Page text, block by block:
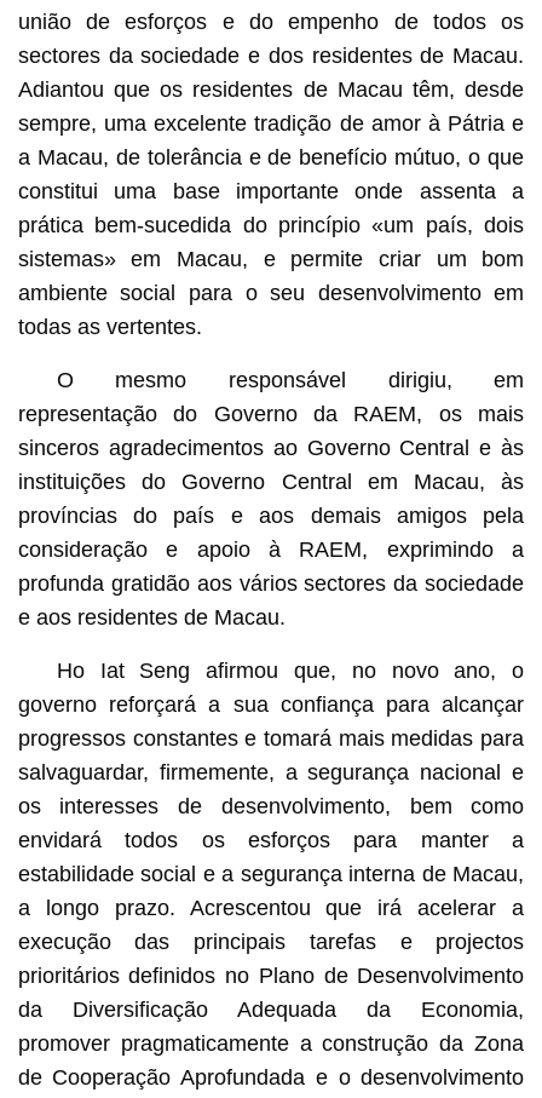
união de esforços e do empenho de todos os
sectores da sociedade e dos residentes de Macau.
Adiantou que os residentes de Macau têm, desde
sempre, uma excelente tradição de amor à Pátria e
a Macau, de tolerância e de benefício mútuo, o que
constitui uma base importante onde assenta a
prática bem-sucedida do princípio «um país, dois
sistemas» em Macau, e permite criar um bom
ambiente social para o seu desenvolvimento em
todas as vertentes.
O mesmo responsável dirigiu, em
representação do Governo da RAEM, os mais
sinceros agradecimentos ao Governo Central e às
instituições do Governo Central em Macau, às
províncias do país e aos demais amigos pela
consideração e apoio à RAEM, exprimindo a
profunda gratidão aos vários sectores da sociedade
e aos residentes de Macau.
Ho Iat Seng afirmou que, no novo ano, o
governo reforçará a sua confiança para alcançar
progressos constantes e tomará mais medidas para
salvaguardar, firmemente, a segurança nacional e
os interesses de desenvolvimento, bem como
envidará todos os esforços para manter a
estabilidade social e a segurança interna de Macau,
a longo prazo. Acrescentou que irá acelerar a
execução das principais tarefas e projectos
prioritários definidos no Plano de Desenvolvimento
da Diversificação Adequada da Economia,
promover pragmaticamente a construção da Zona
de Cooperação Aprofundada e o desenvolvimento